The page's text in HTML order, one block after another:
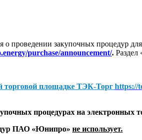
о проведении закупочных процедур
purchase/announcement/. Раздел
торговой площадке ТЭК-Торг https://
процедурах на электронных
ПАО «Юнипро» не использует.